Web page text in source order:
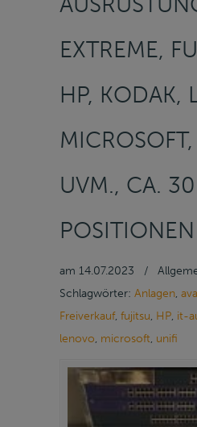
EXTREME,
HP, KODAK,
UVM., CA. 30
POSITIONEN
am 14.07.2023 /
Schlagwörter: Anlagen,
Freiverkauf, fujitsu, HP, it-
lenovo, microsoft, unifi